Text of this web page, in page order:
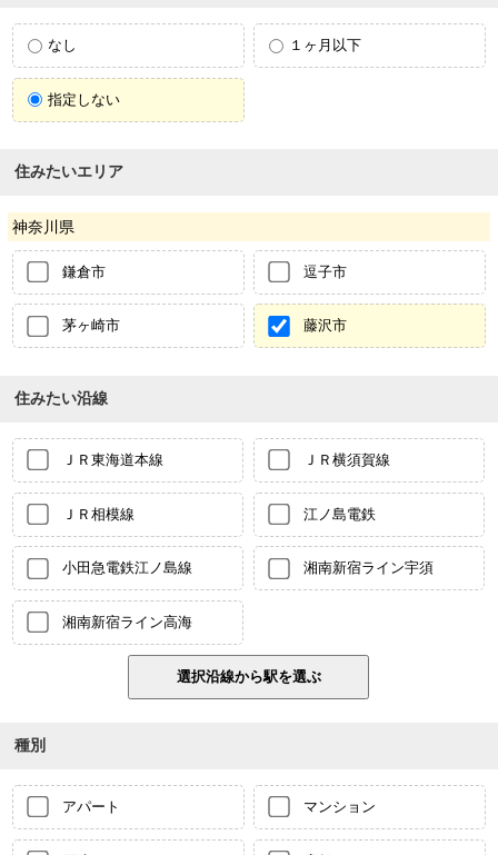
なし １ヶ月以下
指定しない
住みたいエリア
神奈川県
鎌倉市 逗子市
茅ヶ崎市 藤沢市
住みたい沿線
ＪＲ東海道本線 ＪＲ横須賀線
ＪＲ相模線 江ノ島電鉄
小田急電鉄江ノ島線 湘南新宿ライン宇須
湘南新宿ライン高海
種別
アパート マンション